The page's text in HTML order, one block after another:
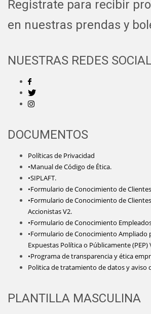
Registrate para recibir
en nuestras prendas y
NUESTRAS REDES
DOCUMENTOS
Políticas de Privacidad
•Manual de Código de Ética.
•SIPLAFT.
•Formulario de Conocimiento de
•Formulario de Conocimiento de
Accionistas V2.
•Formulario de Conocimiento
•Formulario de Conocimiento Ampliado
Expuestas Política o Públicamente (PEP)
•Programa de transparencia y ética
Politica de tratamiento de datos y aviso
PLANTILLA MASCULINA